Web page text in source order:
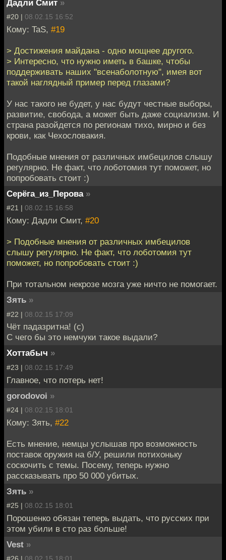
Дадли Смит »
#20 | 08.02.15 16:52
Кому: TaS, #19
> Достижения майдана - одно мощнее другого.
> Интересно, что нужно иметь в башке, чтобы
поддерживать наших "всенаболотную", имея вот
такой наглядный пример перед глазами?
У нас такого не будет, у нас будут честные выборы,
развитие, свобода, а может быть даже социализм. И
страна разойдется по регионам тихо, мирно и без
крови, как Чехословакия.
Подобные мнения от различных имбецилов слышу
регулярно. Не факт, что лоботомия тут поможет, но
попробовать стоит :)
Серёга_из_Перова »
#21 | 08.02.15 16:58
Кому: Дадли Смит, #20
> Подобные мнения от различных имбецилов
слышу регулярно. Не факт, что лоботомия тут
поможет, но попробовать стоит :)
При тотальном некрозе мозга уже ничто не помогает.
Зять »
#22 | 08.02.15 17:09
Чёт падазритна! (с)
С чего бы это немчуки такое выдали?
Хоттабыч »
#23 | 08.02.15 17:49
Главное, что потерь нет!
gorodovoi »
#24 | 08.02.15 18:01
Кому: Зять, #22
Есть мнение, немцы услышав про возможность
поставок оружия на б/У, решили потихоньку
соскочить с темы. Посему, теперь нужно
рассказывать про 50 000 убитых.
Зять »
#25 | 08.02.15 18:01
Порошенко обязан теперь выдать, что русских при
этом убили в сто раз больше!
Vest »
#26 | 08.02.15 18:01